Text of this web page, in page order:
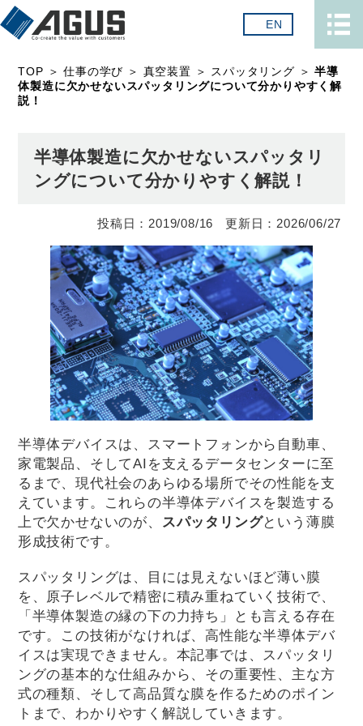
EN
TOP ＞仕事の学び ＞ 真空装置 ＞ スパッタリング ＞半導
体製造に欠かせないスパッタリングについて分かりやすく解
説！
半導体製造に欠かせないスパッタリ
ングについて分かりやすく解説！
2019/08/16 2026/06/27
半導体デバイスは、スマートフォンから自動車、
家電製品、そしてAIを支えるデータセンターに至
るまで、現代社会のあらゆる場所でその性能を支
えています。これらの半導体デバイスを製造する
上で欠かせないのが、 スパッタリングという薄膜
形成技術です。
スパッタリングは、目には見えないほど薄い膜
を、原子レベルで精密に積み重ねていく技術で、
「半導体製造の縁の下の力持ち」とも言える存在
です。この技術がなければ、高性能な半導体デバ
イスは実現できません。本記事では、スパッタリ
ングの基本的な仕組みから、その重要性、主な方
式の種類、そして高品質な膜を作るためのポイン
トまで、わかりやすく解説していきます。